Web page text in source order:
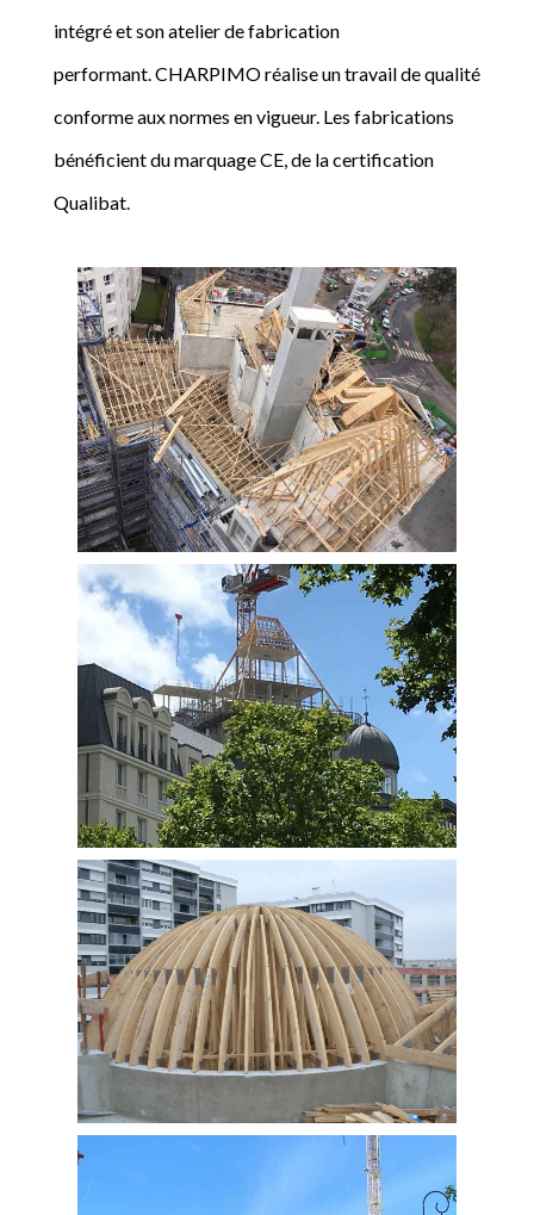
intégré et son atelier de fabrication
performant. CHARPIMO réalise un travail de qualité
conforme aux normes en vigueur. Les fabrications
bénéficient du marquage CE, de la certification
Qualibat.